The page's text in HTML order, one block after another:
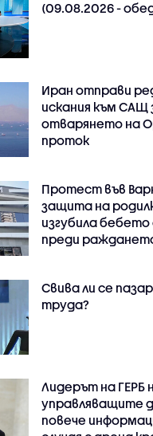
(09.08.2026 -
Иран отправи
искания към САЩ
отварянето на
проток
Протест във
защита на
изгубила бебето
преди
Свива ли се
труда?
Лидерът на ГЕРБ
управляващите
повече